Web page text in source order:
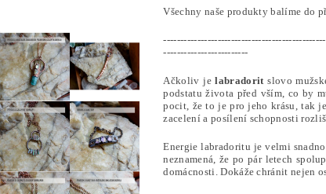
Všechny naše produkty balíme do
-------------------------
Ačkoliv jelabradoritslovo
podstatu života před vším, co by
pocit, že to je pro jeho krásu, tak
zacelení a posílení schopnosti
Energie labradoritu je velmi
neznamená, že po pár letech
domácnosti. Dokáže chránit nejen